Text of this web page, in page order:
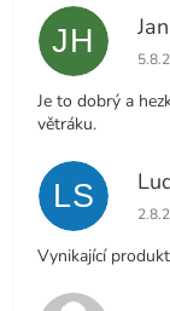
JH
Je to dobrý a
větráku.
LS
Vynikající